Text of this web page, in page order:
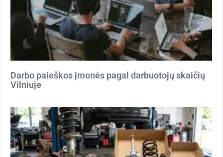
Darbo paieškos įmonės pagal darbuotojų skaičių
Vilniuje